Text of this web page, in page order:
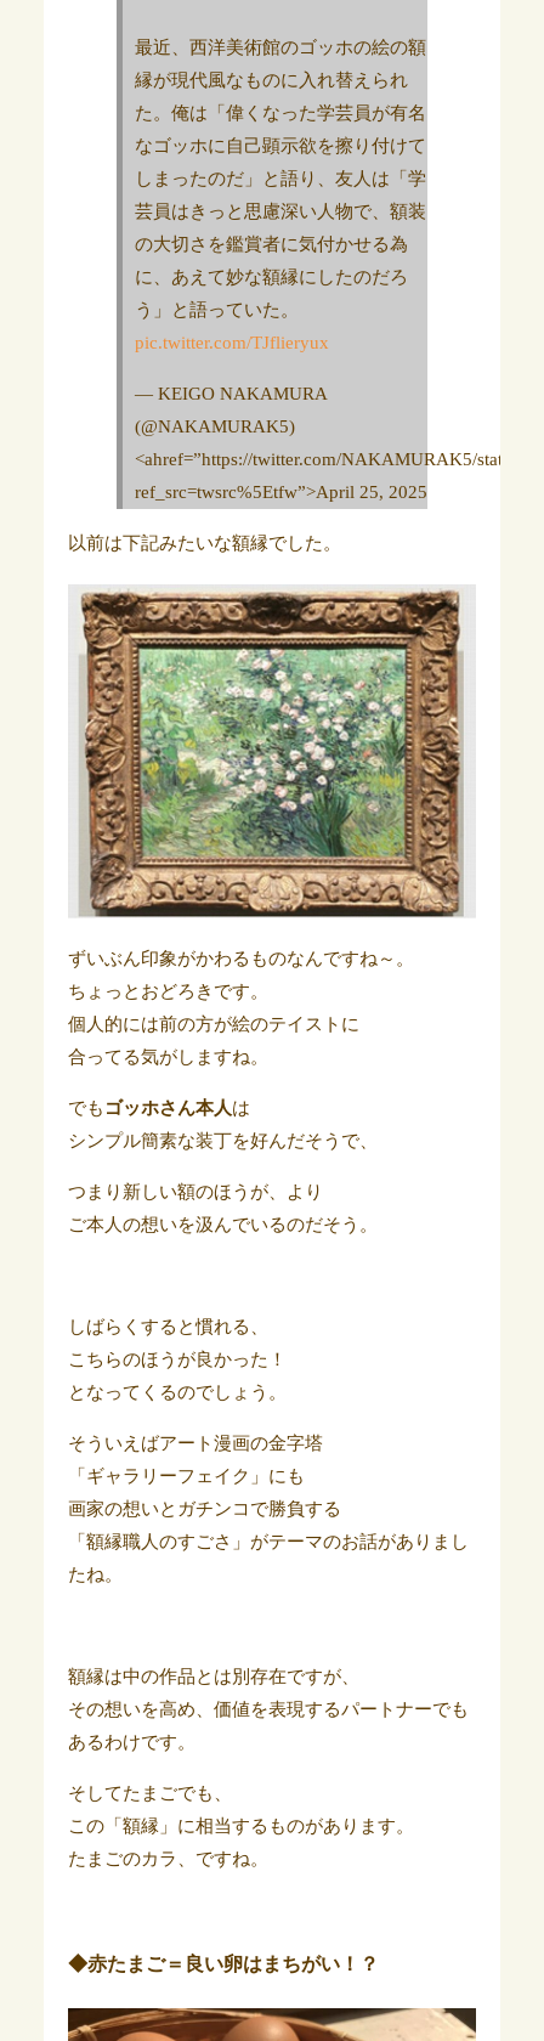
最近、西洋美術館のゴッホの絵の額
縁が現代風なものに入れ替えられ
た。俺は「偉くなった学芸員が有名
なゴッホに自己顕示欲を擦り付けて
しまったのだ」と語り、友人は「学
芸員はきっと思慮深い人物で、額装
の大切さを鑑賞者に気付かせる為
に、あえて妙な額縁にしたのだろ
う」と語っていた。
pic.twitter.com/TJflieryux
— KEIGO NAKAMURA
(@NAKAMURAK5)
<ahref=”https://twitter.com/NAKAMURAK5/status/
ref_src=twsrc%5Etfw”>April 25, 2025
以前は下記みたいな額縁でした。
ずいぶん印象がかわるものなんですね～。
ちょっとおどろきです。
個人的には前の方が絵のテイストに
合ってる気がしますね。
でも ゴッホさん本人は
シンプル簡素な装丁を好んだそうで、
つまり新しい額のほうが、より
ご本人の想いを汲んでいるのだそう。
しばらくすると慣れる、
こちらのほうが良かった！
となってくるのでしょう。
そういえばアート漫画の金字塔
「ギャラリーフェイク」にも
画家の想いとガチンコで勝負する
「額縁職人のすごさ」がテーマのお話がありまし
たね。
額縁は中の作品とは別存在ですが、
その想いを高め、価値を表現するパートナーでも
あるわけです。
そしてたまごでも、
この「額縁」に相当するものがあります。
たまごのカラ、ですね。
◆赤たまご＝良い卵はまちがい！？